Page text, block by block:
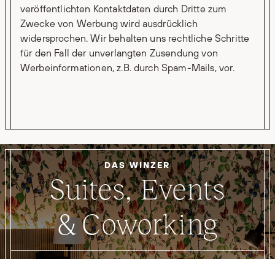
veröffentlichten Kontaktdaten durch Dritte zum
Zwecke von Werbung wird ausdrücklich
widersprochen. Wir behalten uns rechtliche Schritte
für den Fall der unverlangten Zusendung von
Werbeinformationen, z.B. durch Spam-Mails, vor.
DAS WINZER
Suites, Events
& Coworking